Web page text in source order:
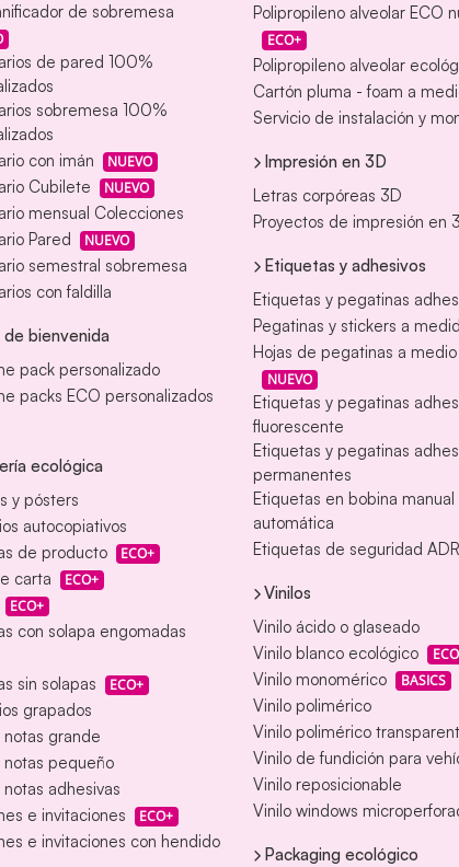
de sobremesa
de pared 100%
sobremesa 100%
con imán
NUEVO
Cubilete NUEVO
mensual Colecciones
Pared
NUEVO
semestral sobremesa
con faldilla
de bienvenida
pack personalizado
packs ECO personalizados
ecológica
y pósters
autocopiativos
de producto
ECO+
carta ECO+
ECO+
con solapa engomadas
sin solapas ECO+
grapados
notas grande
notas pequeño
notas adhesivas
e invitaciones
ECO+
e invitaciones con hendido
Polipropileno alveolar ECO
ECO+
Polipropileno alveolar
Cartón pluma - foam a
Servicio de instalación y
Impresión en 3D
Letras corpóreas 3D
Proyectos de impresión en
Etiquetas y adhesivos
Etiquetas y pegatinas
Pegatinas y stickers a
Hojas de pegatinas a
NUEVO
Etiquetas y pegatinas
fluorescente
Etiquetas y pegatinas
permanentes
Etiquetas en bobina manual
automática
Etiquetas de seguridad ADR
Vinilos
Vinilo ácido o glaseado
Vinilo blanco ecológico
Vinilo monomérico BASICS
Vinilo polimérico
Vinilo polimérico
Vinilo de fundición para
Vinilo reposicionable
Vinilo windows
Packaging ecológico